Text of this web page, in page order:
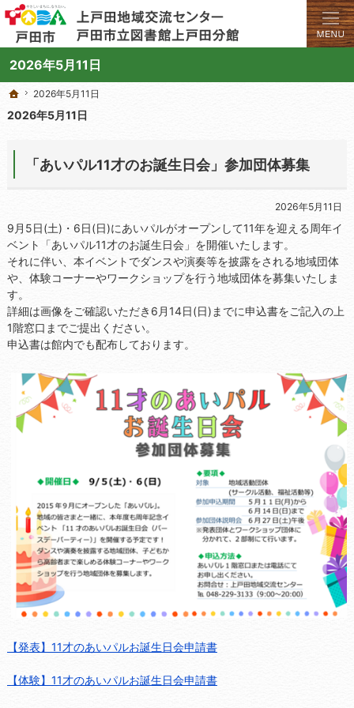
2026年5月11日
学びと交流のプラットフォーム。地域の講座や施設をご案内しています。
上戸田地域交流センターや戸田市立図書館上戸田分館の総合案内サイト
ホーム
2026年5月11日
2026年5月11日
「あいパル11才のお誕生日会」参加団体募集
2026年5月11日
9月5日(土)・6日(日)にあいパルがオープンして11年を迎える周年イ
ベント「あいパル11才のお誕生日会」を開催いたします。
それに伴い、本イベントでダンスや演奏等を披露をされる地域団体
や、体験コーナーやワークショップを行う地域団体を募集いたしま
す。
詳細は画像をご確認いただき6月14日(日)までに申込書をご記入の上
1階窓口までご提出ください。
申込書は館内でも配布しております。
【発表】11才のあいパルお誕生日会申請書
【体験】11才のあいパルお誕生日会申請書
ホーム
2026年5月11日